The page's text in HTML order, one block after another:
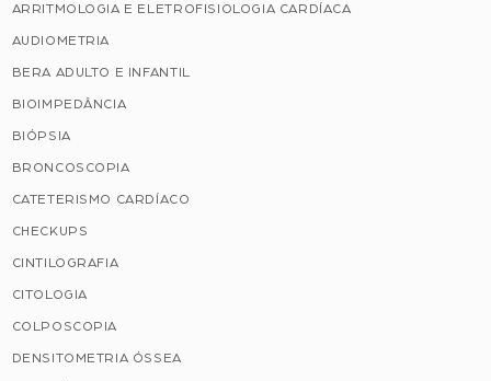
ARRITMOLOGIA E ELETROFISIOLOGIA CARDÍACA
AUDIOMETRIA
BERA ADULTO E INFANTIL
BIOIMPEDÂNCIA
BIÓPSIA
BRONCOSCOPIA
CATETERISMO CARDÍACO
CHECKUPS
CINTILOGRAFIA
CITOLOGIA
COLPOSCOPIA
DENSITOMETRIA ÓSSEA